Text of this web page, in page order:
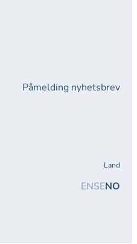
Påmelding nyhetsbrev
Land
ENSENO